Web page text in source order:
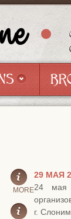
29 МАЯ
24 мая
г.
MORE